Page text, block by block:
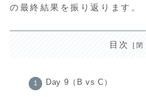
の最終結果を振り返ります。
目次
Day 9（B vs C）